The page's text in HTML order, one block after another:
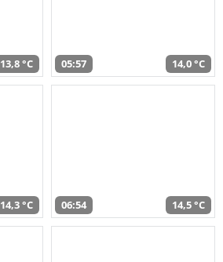
13,8 °C 05:57 14,0 °C
14,3 °C 06:54 14,5 °C